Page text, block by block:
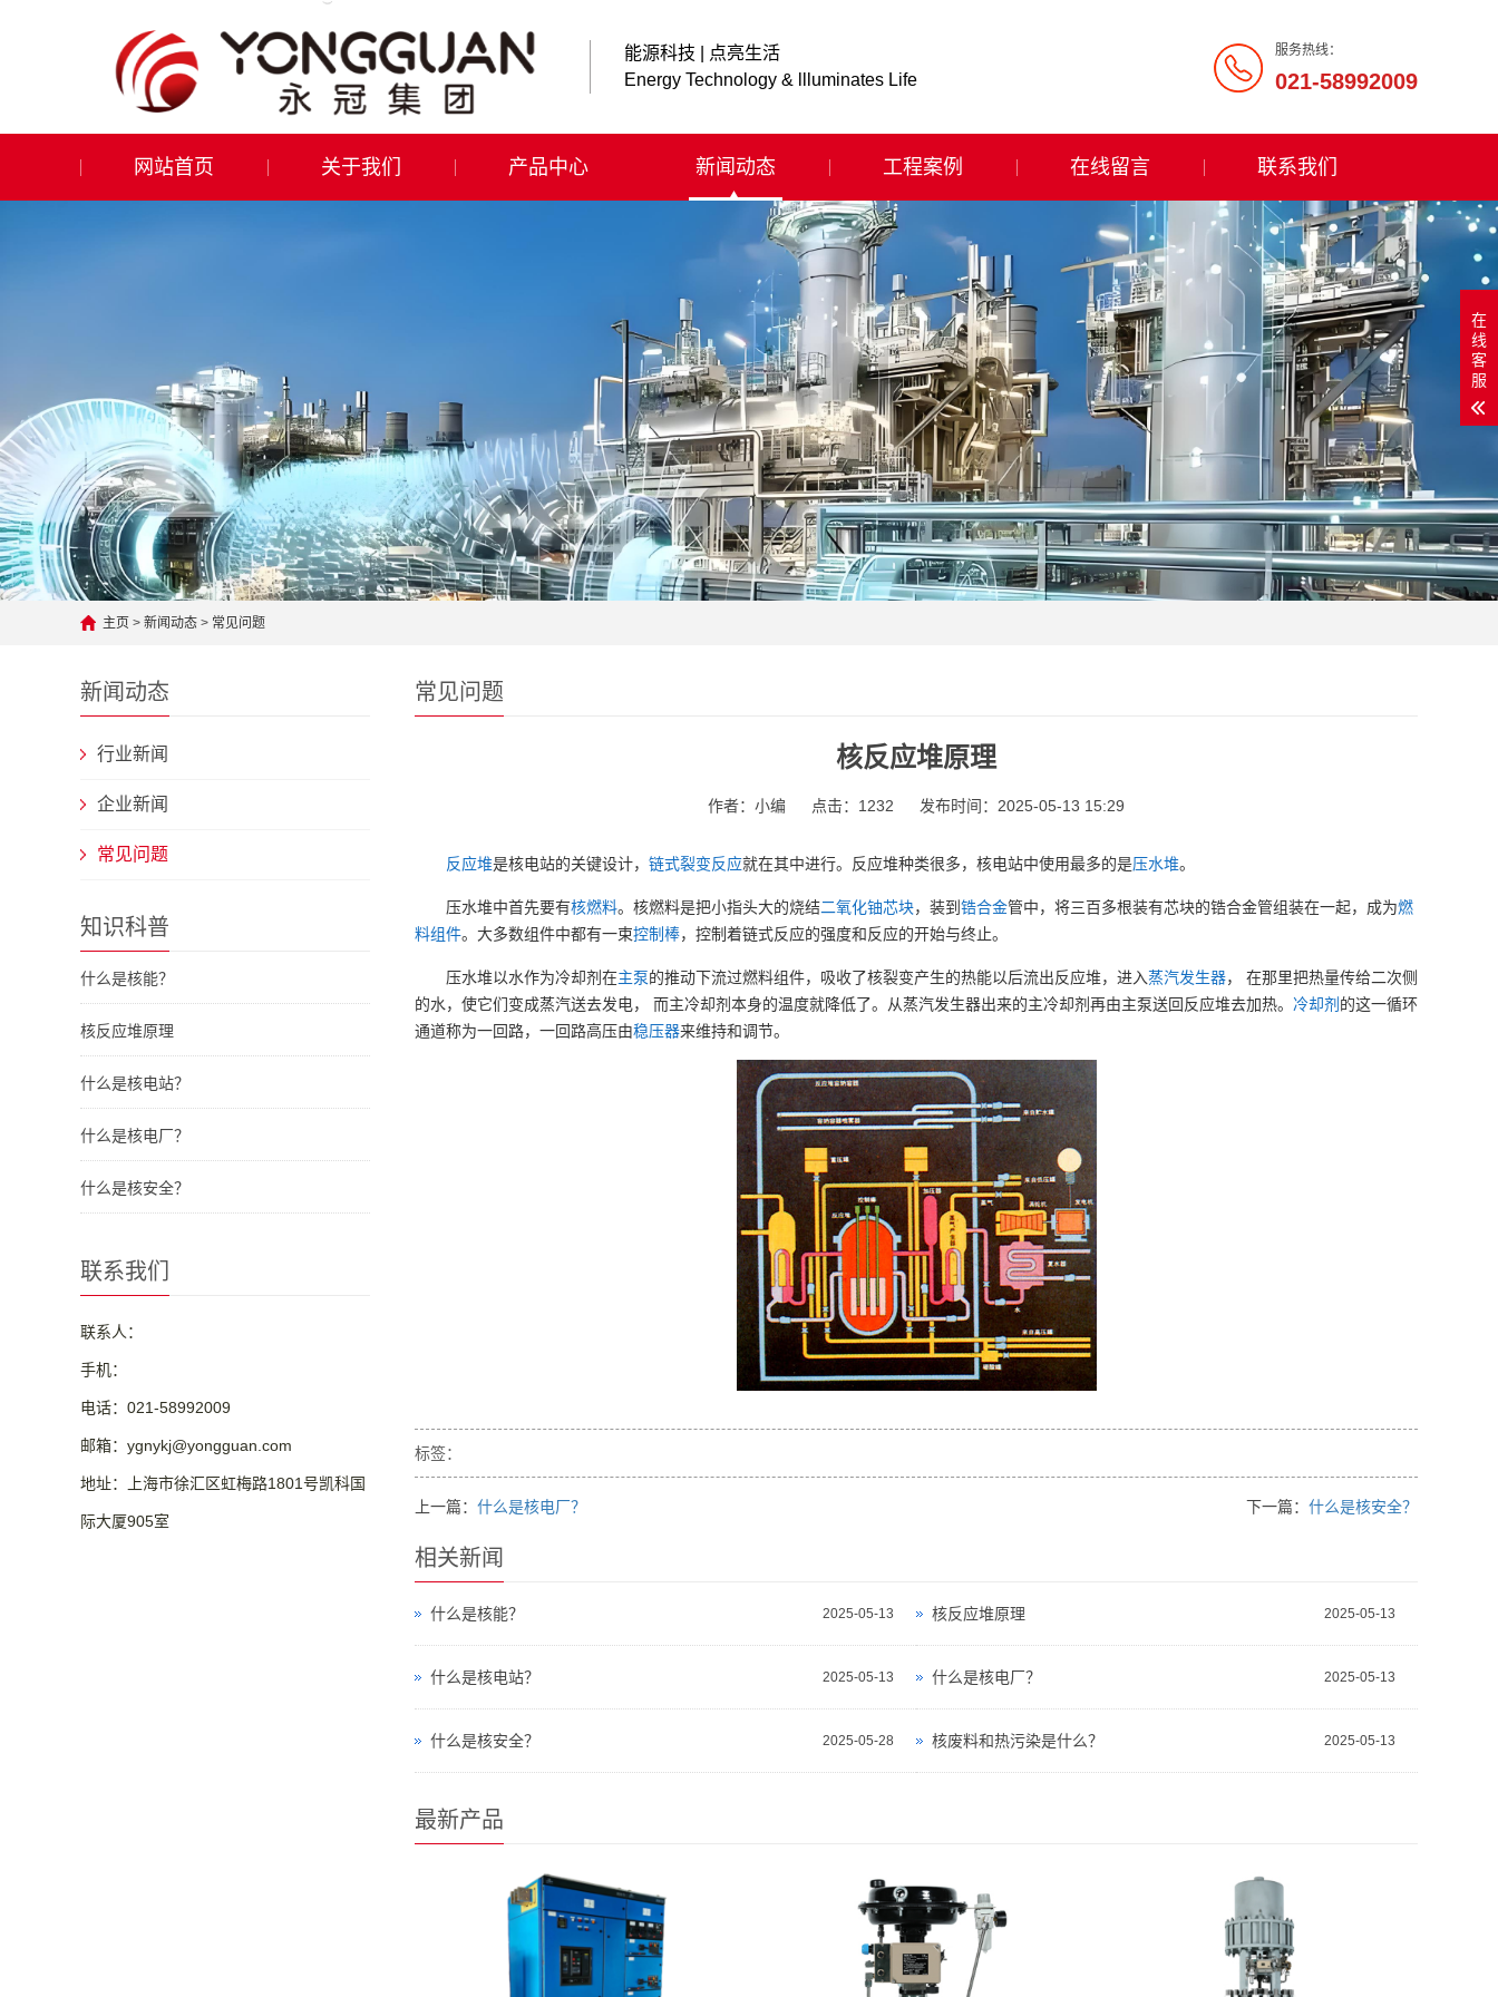
服务热线：
021-58992009
能源科技 | 点亮生活
Energy Technology & llluminates Life
网站首页 关于我们 产品中心 新闻动态 工程案例 在线留言 联系我们
主页 > 新闻动态 > 常见问题
新闻动态
行业新闻
企业新闻
常见问题
知识科普
什么是核能？
核反应堆原理
什么是核电站？
什么是核电厂？
什么是核安全？
联系我们
联系人：
手机：
电话：021-58992009
邮箱：ygnykj@yongguan.com
地址：上海市徐汇区虹梅路1801号凯科国
际大厦905室
常见问题
核反应堆原理
作者：小编 点击： 1232 发布时间：2025-05-13 15:29
反应堆是核电站的关键设计， 链式裂变反应就在其中进行。反应堆种类很多，核电站中使用最多的是压水堆。
压水堆中首先要有核燃料。核燃料是把小指头大的烧结二氧化铀芯块，装到锆合金管中，将三百多根装有芯块的锆合金管组装在一起，成为燃
料组件。大多数组件中都有一束控制棒，控制着链式反应的强度和反应的开始与终止。
压水堆以水作为冷却剂在主泵的推动下流过燃料组件，吸收了核裂变产生的热能以后流出反应堆，进入蒸汽发生器， 在那里把热量传给二次侧
的水，使它们变成蒸汽送去发电， 而主冷却剂本身的温度就降低了。从蒸汽发生器出来的主冷却剂再由主泵送回反应堆去加热。 冷却剂的这一循环
通道称为一回路，一回路高压由稳压器来维持和调节。
标签：
上一篇： 什么是核电厂？ 下一篇： 什么是核安全？
相关新闻
2025-05-13
什么是核能？ 2025-05-13
核反应堆原理
2025-05-13
什么是核电站？ 2025-05-13
什么是核电厂？
2025-05-28
什么是核安全？ 2025-05-13
核废料和热污染是什么？
最新产品
在
线
客
服